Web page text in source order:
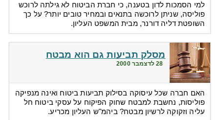
למי הסמכות לדון בטענה, כי חברת הביטוח לא גילתה לרוכש
פוליסה, שניתן לרוכשה בתנאים ובמחיר טובים יותר? על כך
השופטת דליה דורנר, מבית המשפט העליון.
מסלק תביעות גם הוא מבטח
28 לדצמבר 2000
האם חברה שכל עיסוקה בסילוק תביעות ביטוח ואינה מנפיקה
פוליסות, נחשבת למבטח שחוק הפיקוח על עסקי ביטוח חל
עליה וזקוקה לרשיון מבטח? ביהמ"ש העליון מכריע.